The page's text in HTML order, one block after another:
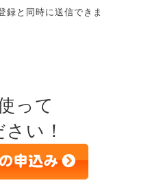
録と同時に送信できま
って
い！